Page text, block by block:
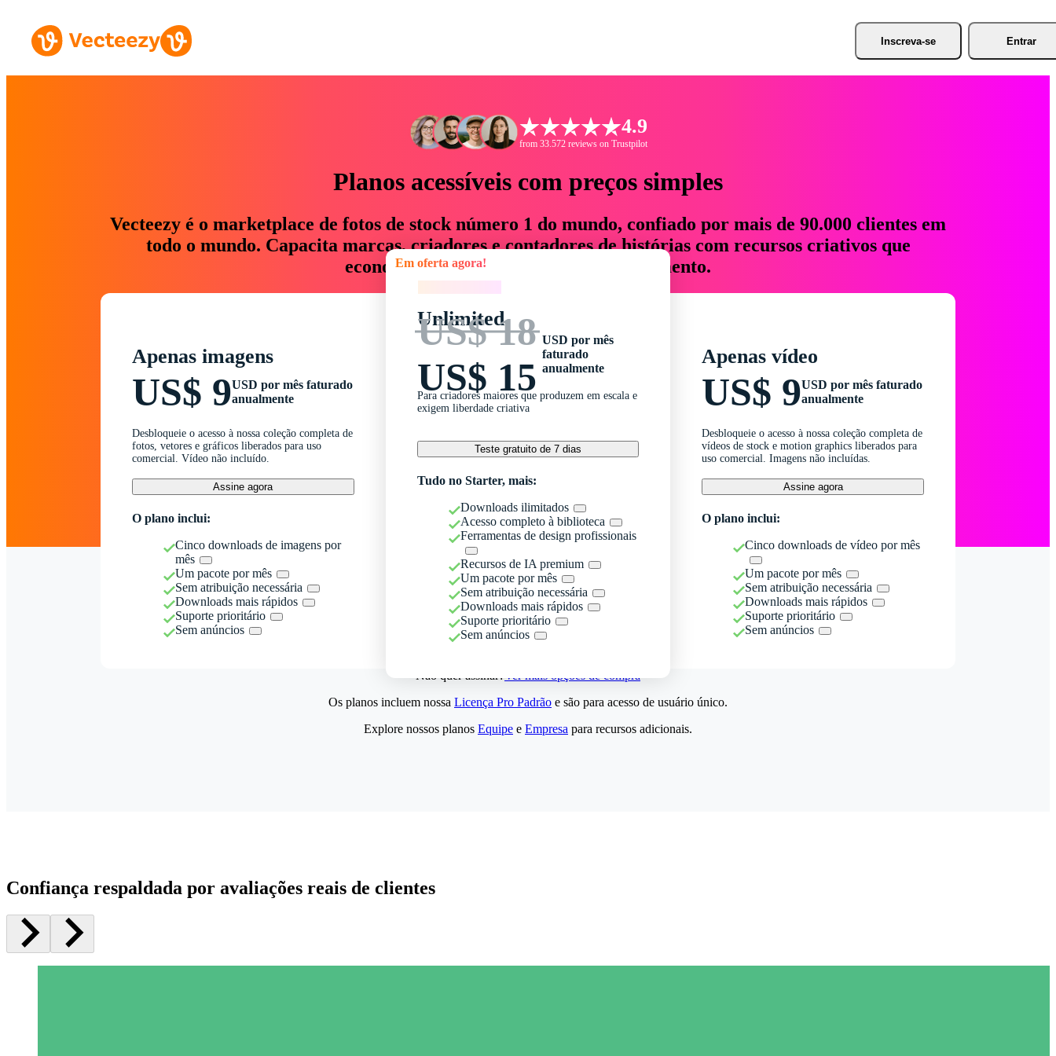
Inscreva-se Entrar
4.9
from 33.572 reviews on Trustpilot
Planos acessíveis com preços simples
Vecteezy é o marketplace de fotos de stock número 1 do mundo, confiado por mais de 90.000 clientes em
todo o mundo. Capacita marcas, criadores e contadores de histórias com recursos criativos que
economizam até 76% em tempo e orçamento.
Apenas imagens
US$ 9USD por mês faturado
anualmente
Desbloqueie o acesso à nossa coleção completa de
fotos, vetores e gráficos liberados para uso
comercial. Vídeo não incluído.
Assine agora
O plano inclui:
Cinco downloads de imagens por
mês
Um pacote por mês
Sem atribuição necessária
Downloads mais rápidos
Suporte prioritário
Sem anúncios
Em oferta agora!
Unlimited
US$ 18
US$ 15
USD por mês
faturado
anualmente
Para criadores maiores que produzem em escala e
exigem liberdade criativa
Teste gratuito de 7 dias
Tudo no Starter, mais:
Downloads ilimitados
Acesso completo à biblioteca
Ferramentas de design profissionais
Recursos de IA premium
Um pacote por mês
Sem atribuição necessária
Downloads mais rápidos
Suporte prioritário
Sem anúncios
Apenas vídeo
US$ 9USD por mês faturado
anualmente
Desbloqueie o acesso à nossa coleção completa de
vídeos de stock e motion graphics liberados para
uso comercial. Imagens não incluídas.
Assine agora
O plano inclui:
Cinco downloads de vídeo por mês
Um pacote por mês
Sem atribuição necessária
Downloads mais rápidos
Suporte prioritário
Sem anúncios
Não quer assinar?Ver mais opções de compra
Os planos incluem nossa Licença Pro Padrão e são para acesso de usuário único.
Explore nossos planos Equipe e Empresa para recursos adicionais.
Confiança respaldada por avaliações reais de clientes